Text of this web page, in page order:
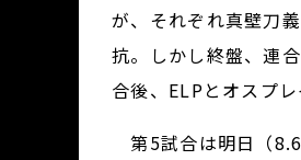
が、それぞれ真壁刀
抗。しかし終盤、連
合後、ELPとオスプ
第5試合は明日（